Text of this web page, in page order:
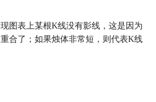
表上某根K线没有影线，这是因为
合了；如果烛体非常短，则代表K线